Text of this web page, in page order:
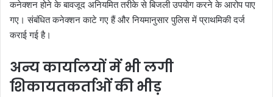
कनेक्शन होने के बावजूद अनियमित तरीके से बिजली उपयोग करने के आरोप पाए
गए। संबंधित कनेक्शन काटे गए हैं और नियमानुसार पुलिस में प्राथमिकी दर्ज
कराई गई है।
अन्य कार्यालयों में भी लगी
शिकायतकर्ताओं की भीड़